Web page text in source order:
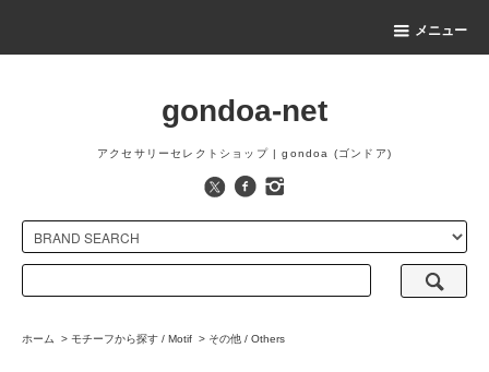
メニュー
gondoa-net
アクセサリーセレクトショップ | gondoa (ゴンドア)
ホーム > モチーフから探す / Motif > その他 / Others